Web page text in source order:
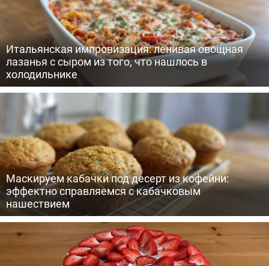
Итальянская импровизация: ленивая овощная
лазанья с сыром из того, что нашлось в
холодильнике
Маскируем кабачки под десерт из кофейни:
эффектно справляемся с кабачковым
нашествием